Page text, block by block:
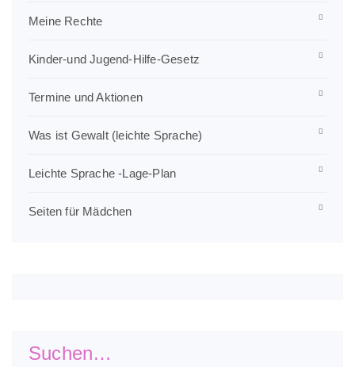
Meine Rechte
Kinder-und Jugend-Hilfe-Gesetz
Termine und Aktionen
Was ist Gewalt (leichte Sprache)
Leichte Sprache -Lage-Plan
Seiten für Mädchen
Suchen…